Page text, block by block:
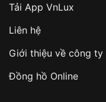
sản phẩm đặc
hàng
Số tiền còn lại
Tải App VnLux
Liên hệ
Giới thiệu về công ty
Đồng hồ Online